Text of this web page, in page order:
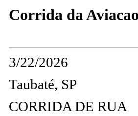
Corrida da
3/22/2026
Taubaté, SP
CORRIDA DE RUA